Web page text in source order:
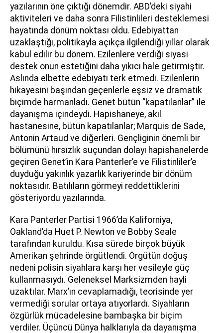
yazılarının öne çıktığı dönemdir. ABD’deki siyahi
aktiviteleri ve daha sonra Filistinlileri desteklemesi
hayatında dönüm noktası oldu. Edebiyattan
uzaklaştığı, politikayla açıkça ilgilendiği yıllar olarak
kabul edilir bu dönem. Ezilenlere verdiği siyasi
destek onun estetiğini daha yıkıcı hale getirmiştir.
Aslında elbette edebiyatı terk etmedi. Ezilenlerin
hikayesini başından geçenlerle eşsiz ve dramatik
biçimde harmanladı. Genet bütün “kapatılanlar” ile
dayanışma içindeydi. Hapishaneye, akıl
hastanesine, bütün kapatılanlar; Marquis de Sade,
Antonin Artaud ve diğerleri. Gençliginin önemli bir
bölümünü hırsızlık suçundan dolayı hapishanelerde
geçiren Genet’in Kara Panterler’e ve Filistinliler’e
duyduğu yakınlık yazarlık kariyerinde bir dönüm
noktasıdır. Batılıların görmeyi reddettiklerini
gösteriyordu yazılarında.
Kara Panterler Partisi 1966’da Kaliforniya,
Oakland’da Huet P. Newton ve Bobby Seale
tarafından kuruldu. Kısa sürede birçok büyük
Amerikan şehrinde örgütlendi. Örgütün doğuş
nedeni polisin siyahlara karşı her vesileyle güç
kullanmasıydı. Geleneksel Marksizmden hayli
uzaktılar. Marx’ın cevaplamadığı, teorisinde yer
vermediği sorular ortaya atıyorlardı. Siyahların
özgürlük mücadelesine bambaşka bir biçim
verdiler. Üçüncü Dünya halklarıyla da dayanışma